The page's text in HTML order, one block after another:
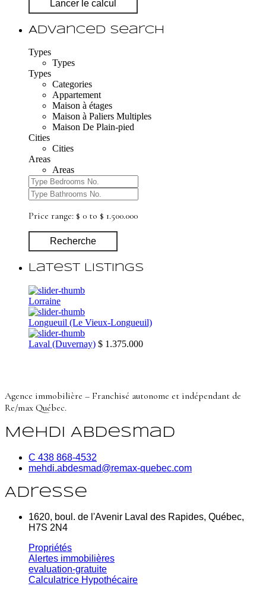
Lancer le calcul
Advanced Search
Types
Types
Types
Categories
Appartement
Maison à étages
Maison à Paliers Multiples
Maison De Plain-pied
Cities
Cities
Areas
Areas
Price range: $ 0 to $ 1.500.000
Recherche
Latest Listings
Lorraine
Longueuil (Le Vieux-Longueuil)
Laval (Duvernay) $ 1.375.000
Agence immobilière – Franchisé autonome et indépendant de
Re/max Québec.
Mehdi Abdesmad
C 438 868-4532
mehdi.abdesmad@remax-quebec.com
Adresse
1620, boul. de l'Avenir Laval des Rapides, Québec,
H7S 2N4
Propriétés
Alertes immobilières
evaluation-gratuite
Calculatrice Hypothécaire